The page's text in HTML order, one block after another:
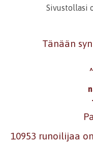
Sivustollasi
Tänään
10953 runoilijaa